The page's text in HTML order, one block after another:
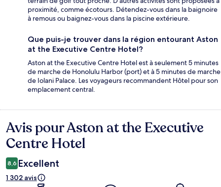
proximité, comme écotours. Détendez-vous dans la baignoire
à remous ou baignez-vous dans la piscine extérieure.
Que puis-je trouver dans la région entourant Aston
at the Executive Centre Hotel?
Aston at the Executive Centre Hotel est à seulement 5 minutes
de marche de Honolulu Harbor (port) et à 5 minutes de marche
de Iolani Palace. Les voyageurs recommandent Hôtel pour son
emplacement central.
Avis
Avis pour Aston at the Executive
Centre Hotel
8,6 Excellent
1 302 avis